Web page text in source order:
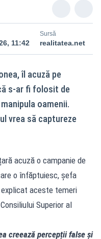
11:42
Sursă
realitatea.net
îl acuză pe
s-ar fi folosit de
oamenii.
vrea să captureze
acuză o campanie de
o înfăptuiesc, șefa
aceste temeri
Superior al
creează percepții false și